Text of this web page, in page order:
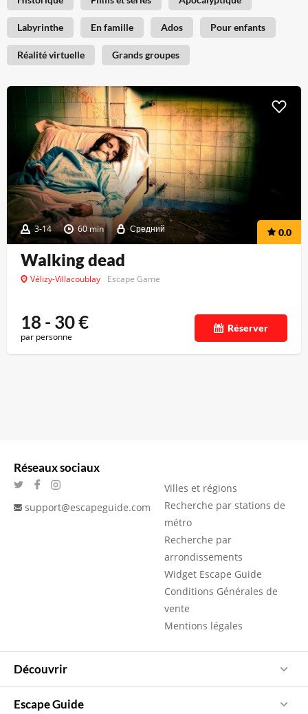
Labyrinthe En famille Ados Pour enfants
Réalité virtuelle Grands groupes
3-14 60 min Средний 0.0
Walking dead
Vélizy-Villacoublay Escape Game
18 - 30€
par personne
Réserver
Réseaux sociaux
support@escapeguide.com
Villes et régions
Recherche par stations de
métro
Recherche par
arrondissements
Widget Escape Guide
Conditions Générales de
vente
Mentions légales
Découvrir
Escape Guide